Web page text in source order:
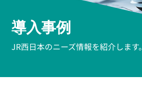
導入事例
JR西日本のニーズ情報を紹介します。